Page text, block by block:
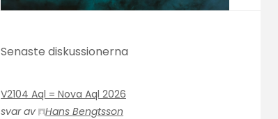
Senaste diskussionerna
V2104 Aql = Nova Aql 2026
svar av
Hans Bengtsson